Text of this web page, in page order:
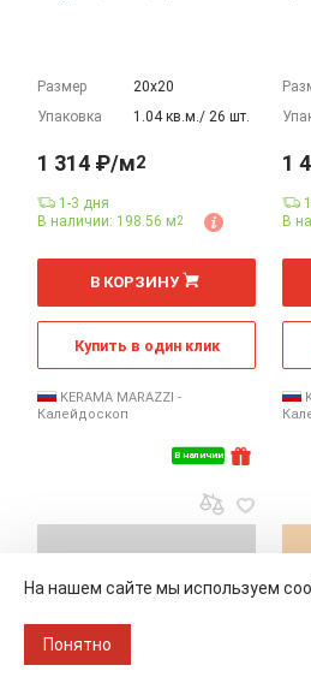
Размер
20х20
Упаковка
1.04 кв.м./ 26 шт.
В наличии
1 314 ₽/м2
1-3 дня
В наличии: 198.56 м2
м
В КОРЗИНУ
Купить в один клик
KERAMA MARAZZI -
Калейдоскоп
1
В
На нашем сайте мы используем
Понятно